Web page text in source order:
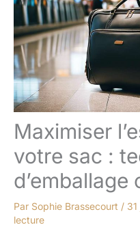
Maximiser
votre sac :
d’emballage
Par Sophie Brassecourt /
lecture